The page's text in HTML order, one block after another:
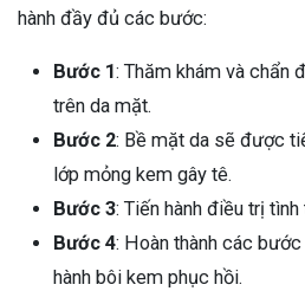
hành đầy đủ các bước:
Bước 1: Thăm khám và chẩn
trên da mặt.
Bước 2: Bề mặt da sẽ được
lớp mỏng kem gây tê.
Bước 3: Tiến hành điều trị
Bước 4: Hoàn thành các
hành bôi kem phục hồi.